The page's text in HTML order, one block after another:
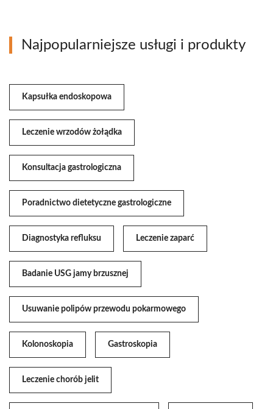
Najpopularniejsze usługi i produkty
Kapsułka endoskopowa
Leczenie wrzodów żołądka
Konsultacja gastrologiczna
Poradnictwo dietetyczne gastrologiczne
Diagnostyka refluksu Leczenie zaparć
Badanie USG jamy brzusznej
Usuwanie polipów przewodu pokarmowego
Kolonoskopia Gastroskopia
Leczenie chorób jelit